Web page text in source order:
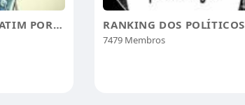
ARTES FILOSOFIA LATIM PORTUGUES POESIA RANKING DOS POLÍTICOS
7479 Membros